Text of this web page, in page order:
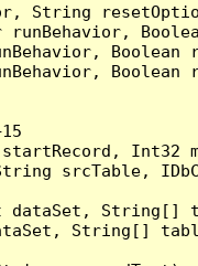
String
Boolean
srcTable,
dataSet, String[]
String[]